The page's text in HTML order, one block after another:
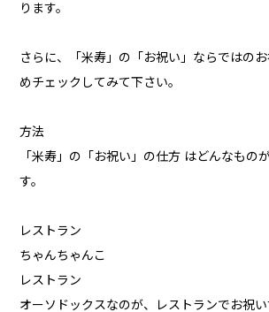
ります。
さらに、「米寿」の「お祝い」ならではの
めチェックしてみて下さい。
方法
「米寿」の「お祝い」の仕方 はどんなもの
す。
レストラン
ちゃんちゃんこ
レストラン
オーソドックスなのが、レストランでお祝い